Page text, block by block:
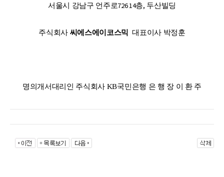
서울시 강남구 언주로726 14층, 두산빌딩
주식회사 씨에스에이코스믹 대표이사 박정훈
명의개서대리인 주식회사 KB국민은행 은 행 장 이 환 주